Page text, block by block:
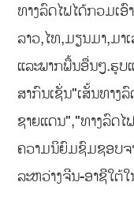
ທາງລົດໄຟໄດ້ກວມເອົ
ລາວ,ໄທ,ມຽນມາ,ມາ
ແລະພາກພື້ນອື່ນໆ.ຮູ
ສາກົນເຊັ່ນ"ເສັ້ນທາງ
ຊາຍແດນ","ທາງລົດໄ
ຄວາມນິຍົມຊົມຊອບຈ
ລະຫວ່າງຈີນ-ອາຊີໃຕ້